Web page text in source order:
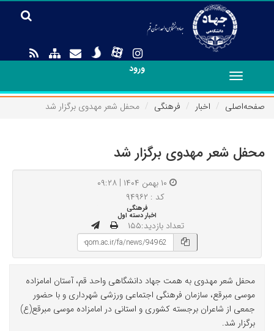
ورود
Toggle
navigation
صفحه‌اصلی
اخبار فرهنگی محفل شعر مهدوی برگزار شد
محفل شعر مهدوی برگزار شد
کد : ۹۴۹۶۲
فرهنگی
اخبار دسته اول
تعداد بازدید:۱۵۵
محفل شعر مهدوی به همت جهاد دانشگاهی واحد قم، آستان امامزاده
موسی مبرقع، سازمان فرهنگی اجتماعی ورزشی شهرداری و با حضور
جمعی از شاعران برجسته کشوری و استانی در امامزاده موسی مبرقع(ع)
برگزار شد.